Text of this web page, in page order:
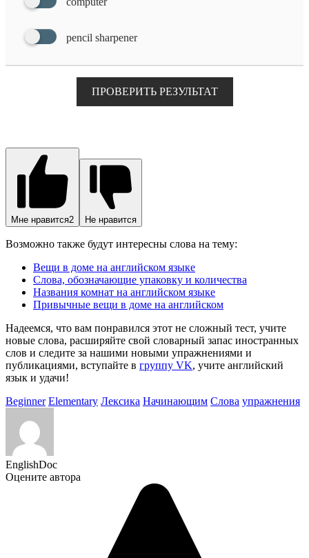
pencil sharpener
ПРОВЕРИТЬ РЕЗУЛЬТАТ
Мне нравится2 Не нравится
Возможно также будут интересны слова на тему:
Вещи в доме на английском языке
Слова, обозначающие упаковку и количества
Названия комнат на английском языке
Привычные вещи в доме на английском
Надеемся, что вам понравился этот не сложный тест, учите
новые слова, расширяйте свой словарный запас иностранных
слов и следите за нашими новыми упражнениями и
публикациями, вступайте в группу VK, учите английский
язык и удачи!
Beginner Elementary Лексика Начинающим Слова упражнения
EnglishDoc
Оцените автора